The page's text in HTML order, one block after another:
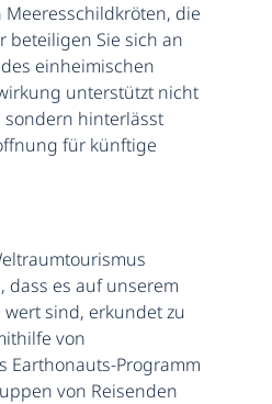
die
beteiligen Sie sich an
einheimischen
unterstützt nicht
hinterlässt
für künftige
dass es auf unserem
sind, erkundet zu
von
Earthonauts-Programm
von Reisenden